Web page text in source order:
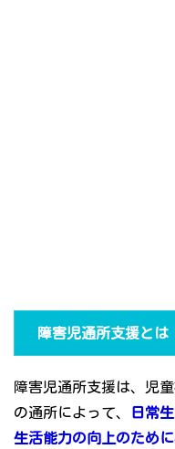
障害児通所支援とは
障害児通所支援は、児
の通所によって、
日常
生活能力の向上のため